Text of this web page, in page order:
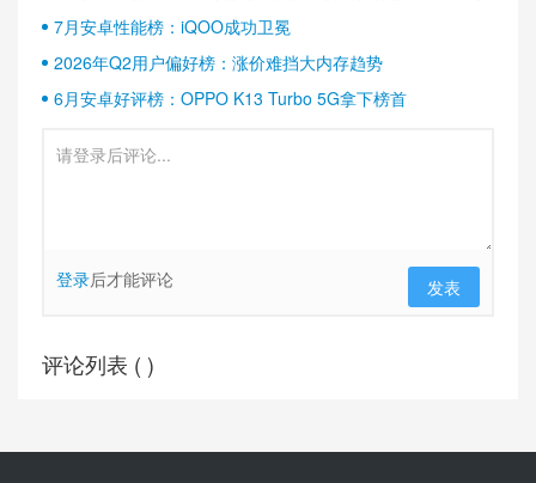
7月安卓性能榜：iQOO成功卫冕
2026年Q2用户偏好榜：涨价难挡大内存趋势
6月安卓好评榜：OPPO K13 Turbo 5G拿下榜首
登录后才能评论 发表
评论列表 ( )